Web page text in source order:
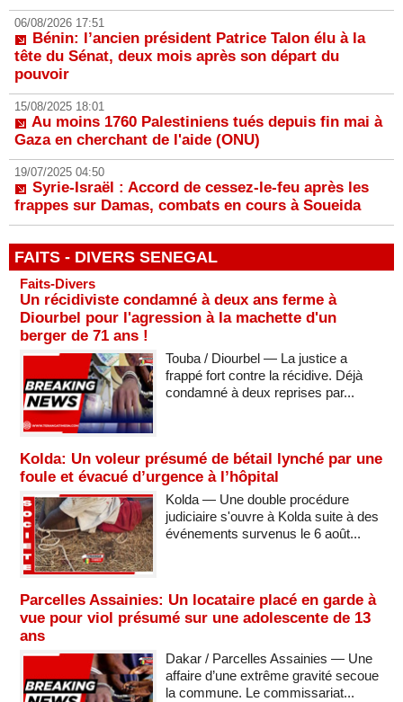
06/08/2026 17:51
Bénin: l’ancien président Patrice Talon élu à la
tête du Sénat, deux mois après son départ du
pouvoir
15/08/2025 18:01
Au moins 1760 Palestiniens tués depuis fin mai à
Gaza en cherchant de l'aide (ONU)
19/07/2025 04:50
Syrie-Israël : Accord de cessez-le-feu après les
frappes sur Damas, combats en cours à Soueida
FAITS - DIVERS SENEGAL
Faits-Divers
Un récidiviste condamné à deux ans ferme à
Diourbel pour l'agression à la machette d'un
berger de 71 ans !
Touba / Diourbel — La justice a
frappé fort contre la récidive. Déjà
condamné à deux reprises par...
Kolda: Un voleur présumé de bétail lynché par une
foule et évacué d’urgence à l’hôpital
Kolda — Une double procédure
judiciaire s'ouvre à Kolda suite à des
événements survenus le 6 août...
Parcelles Assainies: Un locataire placé en garde à
vue pour viol présumé sur une adolescente de 13
ans
Dakar / Parcelles Assainies — Une
affaire d’une extrême gravité secoue
la commune. Le commissariat...